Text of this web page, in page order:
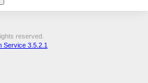
reserved.
Service 3.5.2.1